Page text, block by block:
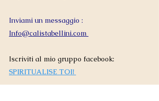
Inviami un messaggio :
Info@calistabellini.com
Iscriviti al mio gruppo facebook:
SPIRITUALISE TOI!